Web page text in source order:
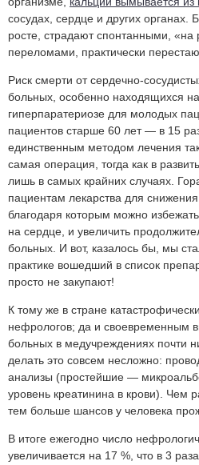
сосудах, сердце и других
росте, страдают спонтанными, «на
переломами, практически
Риск смерти от сердечно-
больных, особенно находящихся
гиперпаратериозе для молодых
пациентов старше 60 лет — в 15
единственным методом лечения
самая операция, тогда как в
лишь в самых крайних случаях.
пациентам лекарства для
благодаря которым можно
на сердце, и увеличить
больных. И вот, казалось бы, мы
практике вошедший в список
просто не закупают!
К тому же в стране
нефрологов; да и своевременным
больных в медучреждениях почти
делать это совсем несложно:
анализы (простейшие —
уровень креатинина в крови). Чем
тем больше шансов у человека
В итоге ежегодно число
увеличивается на 17 %, что в 3